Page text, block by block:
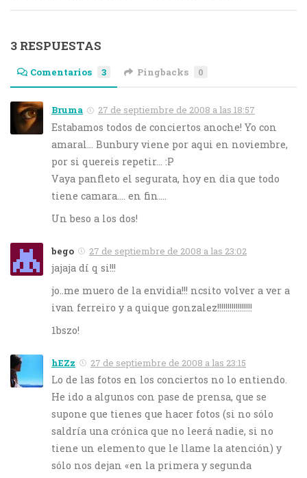
3 RESPUESTAS
Comentarios 3 Pingbacks 0
Bruma 27 de septiembre de 2008 a las 18:57
Estabamos todos de conciertos anoche! Yo con
amaral… Bunbury viene por aqui en noviembre,
por si quereis repetir… :P
Vaya panfleto el segurata, hoy en dia que todo
tiene camara…. en fin….
Un beso a los dos!
bego 27 de septiembre de 2008 a las 23:02
jajaja dí q si!!!
jo..me muero de la envidia!!! ncsito volver a ver a
ivan ferreiro y a quique gonzalez!!!!!!!!!!!!!!!!!
1bszo!
hEZz 27 de septiembre de 2008 a las 23:15
Lo de las fotos en los conciertos no lo entiendo.
He ido a algunos con pase de prensa, que se
supone que tienes que hacer fotos (si no sólo
saldría una crónica que no leerá nadie, si no
tiene un elemento que le llame la atención) y
sólo nos dejan «en la primera y segunda